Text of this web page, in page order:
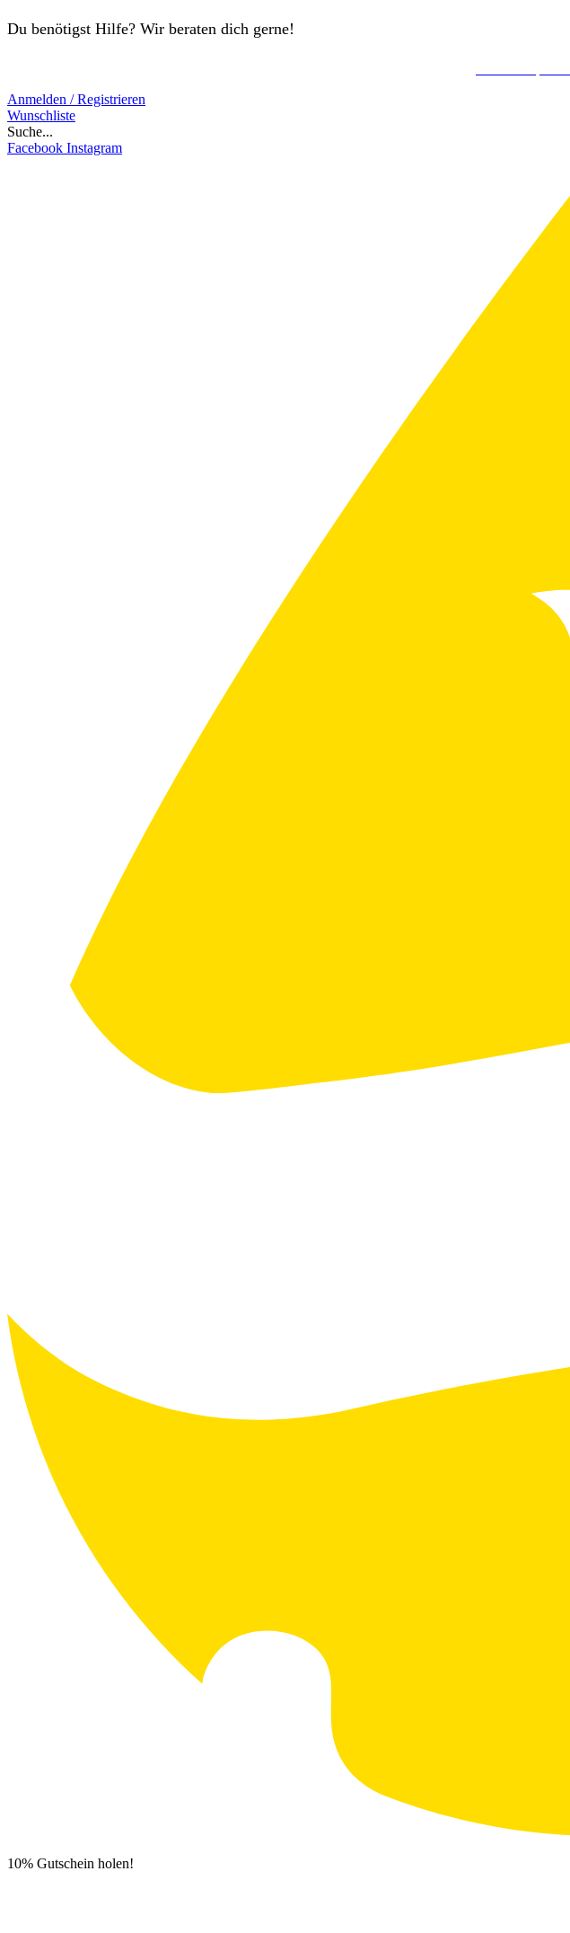
Du benötigst Hilfe? Wir beraten dich gerne!
Anmelden / Registrieren
Wunschliste
Suche...
Facebook Instagram
10% Gutschein holen!